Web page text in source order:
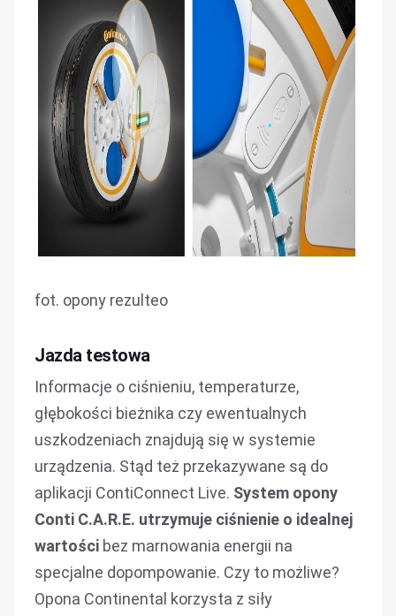
fot. opony rezulteo
Jazda testowa
Informacje o ciśnieniu, temperaturze,
głębokości bieżnika czy ewentualnych
uszkodzeniach znajdują się w systemie
urządzenia. Stąd też przekazywane są do
aplikacji ContiConnect Live. System opony
Conti C.A.R.E. utrzymuje ciśnienie o idealnej
wartości bez marnowania energii na
specjalne dopompowanie. Czy to możliwe?
Opona Continental korzysta z siły